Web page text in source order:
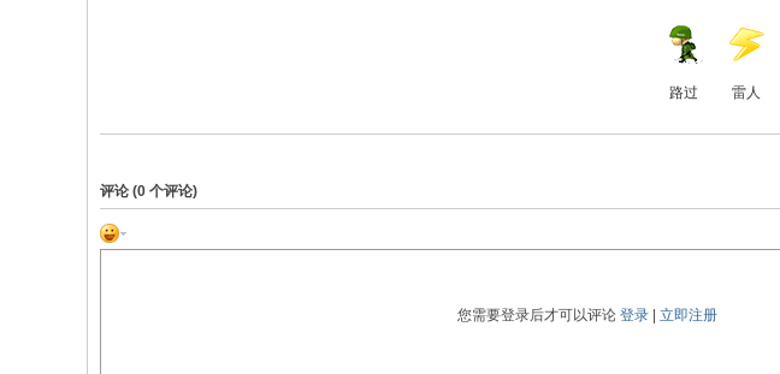
路过 雷人
评论 (0 个评论)
您需要登录后才可以评论登录 |立即注册